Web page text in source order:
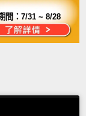
間：7/31 ~ 8/28